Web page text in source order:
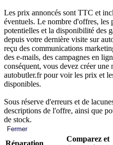
Les prix annoncés sont TTC et
éventuels. Le nombre d'offres, les
potentielles et la disponibilité des
depuis votre dernière visite sur
reçu des communications
des e-mails, des campagnes en
conséquent, vous devez créer
autobutler.fr pour voir les prix et
disponibles.
Sous réserve d'erreurs et de
descriptions de l'offre, ainsi que
de stock.
Fermer
Comparez et